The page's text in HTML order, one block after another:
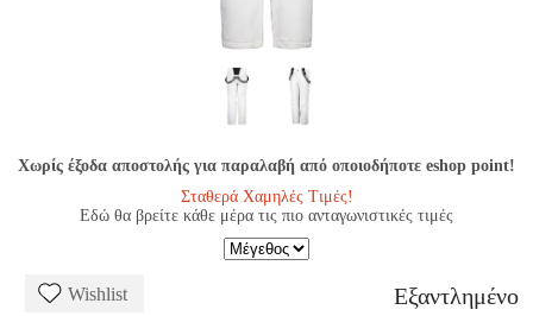
Χωρίς έξοδα αποστολής για παραλαβή από οποιοδήποτε eshop point!
Σταθερά Χαμηλές Τιμές!
Εδώ θα βρείτε κάθε μέρα τις πιο ανταγωνιστικές τιμές
Wishlist Εξαντλημένο